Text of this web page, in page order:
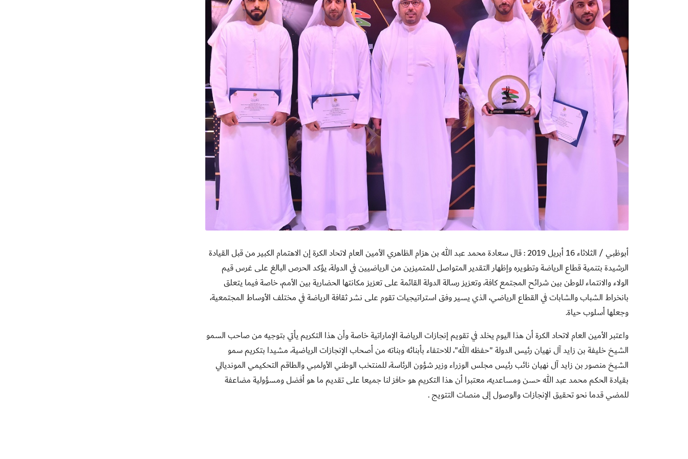
أبوظبي / الثلاثاء 16 أبريل 2019 : قال سعادة محمد عبد الله بن هزام الظاهري الأمين العام لاتحاد الكرة إن الاهتمام الكبير من قبل القيادة
الرشيدة بتنمية قطاع الرياضة وتطويره وإظهار التقدير المتواصل للمتميزين من الرياضيين في الدولة، يؤكد الحرص البالغ على غرس قيم
الولاء والانتماء للوطن بين شرائح المجتمع كافة، وتعزيز رسالة الدولة القائمة على تعزيز مكانتها الحضارية بين الأمم، خاصة فيما يتعلق
بانخراط الشباب والشابات في القطاع الرياضي، الذي يسير وفق استراتيجيات تقوم على نشر ثقافة الرياضة في مختلف الأوساط المجتمعية،
وجعلها أسلوب حياة.
واعتبر الأمين العام لاتحاد الكرة أن هذا اليوم يخلد في تقويم إنجازات الرياضة الإماراتية خاصة وأن هذا التكريم يأتي بتوجيه من صاحب السمو
الشيخ خليفة بن زايد آل نهيان رئيس الدولة"حفظه الله"، للاحتفاء بأبنائه وبناته من أصحاب الإنجازات الرياضية، مشيدا بتكريم سمو
الشيخ منصور بن زايد آل نهيان نائب رئيس مجلس الوزراء وزير شؤون الرئاسة، للمنتخب الوطني الأولمبي والطاقم التحكيمي المونديالي
بقيادة الحكم محمد عبد الله حسن ومساعديه، معتبرا أن هذا التكريم هو حافز لنا جميعا على تقديم ما هو أفضل ومسؤولية مضاعفة
للمضي قدما نحو تحقيق الإنجازات والوصول إلى منصات التتويج.